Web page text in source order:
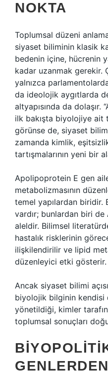
NOKTA
Toplumsal düzeni
siyaset biliminin klasik
bedenin içine, hücrenin
kadar uzanmak gerekir.
yalnızca
da ideolojik aygıtlarda
altyapısında da dolaşır.
ilk bakışta biyolojiye ait
görünse de, siyaset
zamanda kimlik,
tartışmalarının yeni bir
Apolipoprotein E gen
metabolizmasının
temel yapılardan biridir.
vardır; bunlardan biri
aleldir. Bilimsel
hastalık risklerinin
ilişkilendirilir ve lipid
düzenleyici etki gösterir.
Ancak siyaset bilimi
biyolojik bilginin kendisi
yönetildiği, kimler
toplumsal sonuçları